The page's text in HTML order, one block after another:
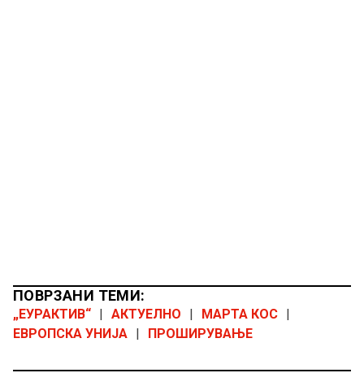
ПОВРЗАНИ ТЕМИ:
„ЕУРАКТИВ“ АКТУЕЛНО МАРТА КОС
ЕВРОПСКА УНИЈА
ПРОШИРУВАЊЕ